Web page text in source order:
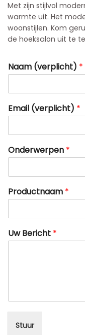
Met zijn stijlvol
warmte uit. Het
woonstijlen. Kom
de hoeksalon uit te
Naam (verplicht) *
Email (verplicht) *
Onderwerpen *
Productnaam *
Uw Bericht *
Stuur